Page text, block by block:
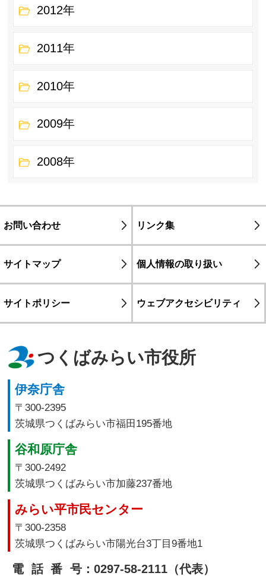
2012年
2011年
2010年
2009年
2008年
お問い合わせ リンク集
サイトマップ 個人情報の取り扱い
サイトポリシー ウェブアクセシビリティ
つくばみらい市役所
伊奈庁舎
〒300-2395
茨城県つくばみらい市福田195番地
谷和原庁舎
〒300-2492
茨城県つくばみらい市加藤237番地
みらい平市民センター
〒300-2358
茨城県つくばみらい市陽光台3丁目9番地1
電話番号：0297-58-2111（代表）